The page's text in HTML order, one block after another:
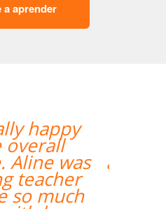
a aprender
tem boa
entende
de um
facilita o